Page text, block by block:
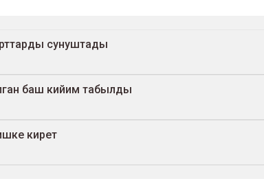
сунуштады
баш кийим табылды
кирет